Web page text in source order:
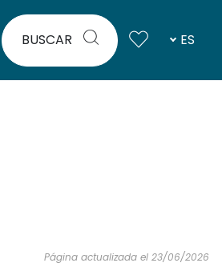
BUSCAR ES
Página actualizada el 23/06/2026